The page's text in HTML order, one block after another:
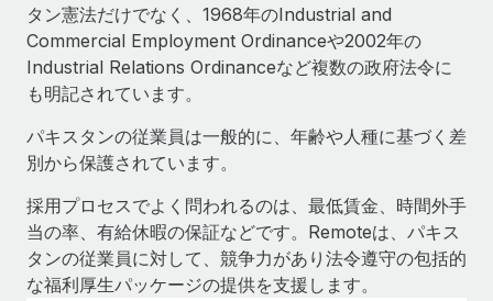
専門家に相談
グローバル人事・コンプライアンスの専門サポート
バックグラウンドチェック
Compliance Watchtower
デバイス管理
ITデバイスを世界規模で提供・管理
統合とAI自動化に関するコンサルティング
活用事例
情報センター
サポートを依頼する
グローバル給与処理
EORおよびPEO
タン憲法だけでなく、1968年のIndustrial and
Commercial Employment Ordinanceや2002年の
Industrial Relations Ordinanceなど複数の政府法令に
も明記されています。
パキスタンの従業員は一般的に、年齢や人種に基づく差
別から保護されています。
採用プロセスでよく問われるのは、最低賃金、時間外手
当の率、有給休暇の保証などです。Remoteは、パキス
タンの従業員に対して、競争力があり法令遵守の包括的
な福利厚生パッケージの提供を支援します。